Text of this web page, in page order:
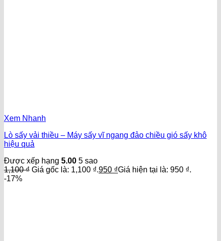
Xem Nhanh
Lò sấy vải thiều – Máy sấy vĩ ngang đảo chiều gió sấy khô
hiệu quả
Được xếp hạng 5.00 5 sao
1,100₫ Giá gốc là: 1,100 ₫.950 ₫Giá hiện tại là: 950 ₫.
-17%